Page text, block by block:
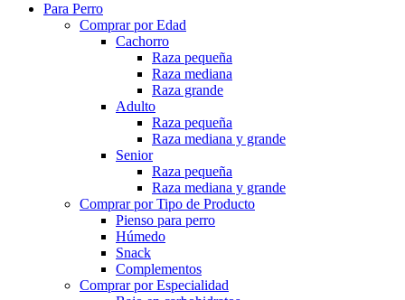
Para Perro
Comprar por Edad
Cachorro
Raza pequeña
Raza mediana
Raza grande
Adulto
Raza pequeña
Raza mediana y grande
Senior
Raza pequeña
Raza mediana y grande
Comprar por Tipo de Producto
Pienso para perro
Húmedo
Snack
Complementos
Comprar por Especialidad